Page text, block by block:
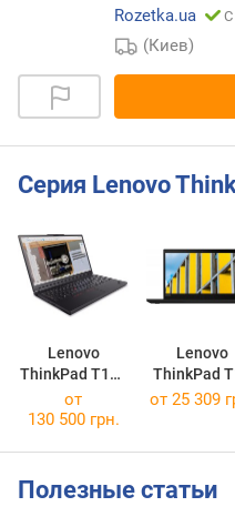
Rozetka.ua С
(Киев)
Серия Lenovo
Lenovo
ThinkPad T16g
Gen 3
[21V50017US]
Lenovo
ThinkPad
Gen 1
от
130 500 грн.
от 25 309
Полезные статьи